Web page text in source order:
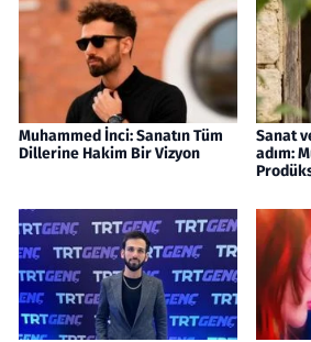
Muhammed İnci: Sanatın Tüm
Dillerine Hakim Bir Vizyon
Sanat
adım: